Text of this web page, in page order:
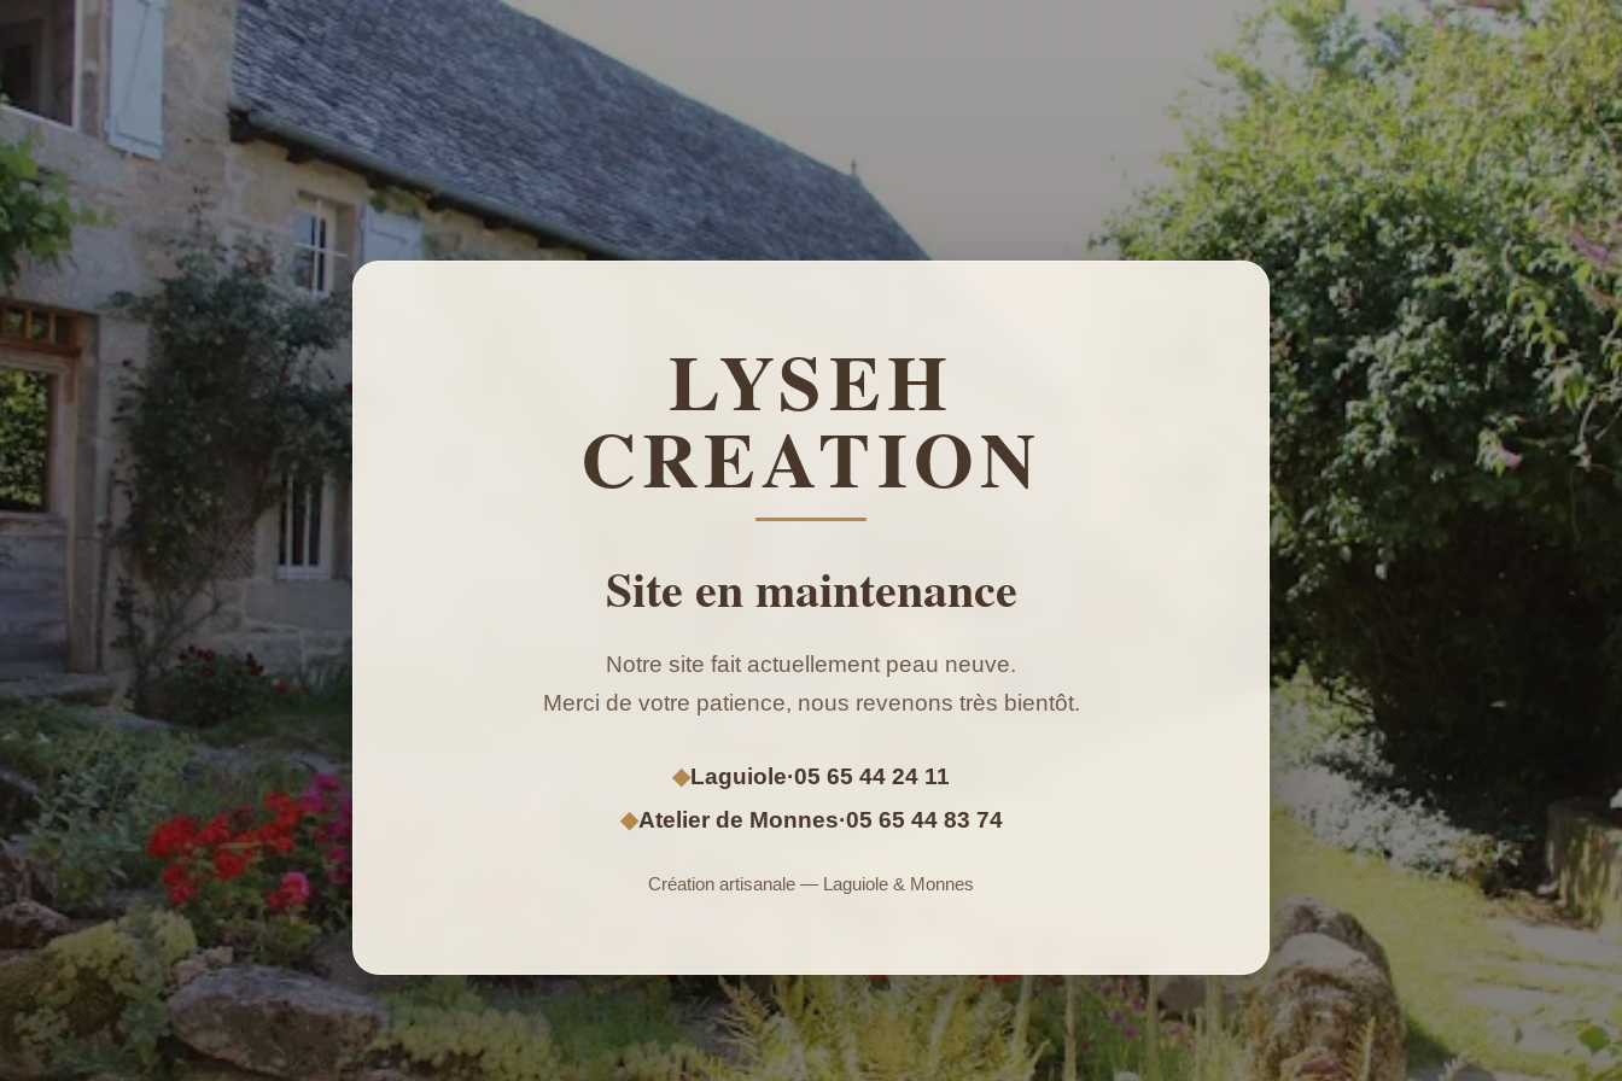
LYSEH
CREATION
Site en maintenance
Notre site fait actuellement peau neuve.
Merci de votre patience, nous revenons très bientôt.
◆Laguiole·05 65 44 24 11
◆Atelier de Monnes·05 65 44 83 74
Création artisanale — Laguiole & Monnes